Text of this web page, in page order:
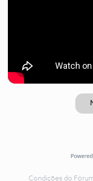
Condições do